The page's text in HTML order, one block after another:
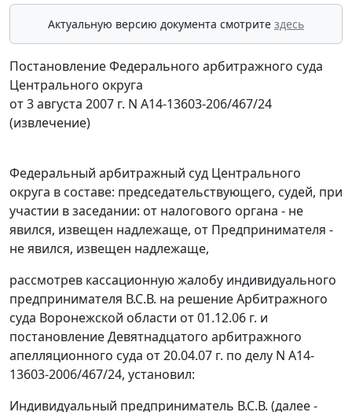
Актуальную версию документа смотрите здесь
Постановление Федерального арбитражного суда
Центрального округа
от 3 августа 2007 г. N А14-13603-206/467/24
(извлечение)
Федеральный арбитражный суд Центрального
округа в составе: председательствующего, судей, при
участии в заседании: от налогового органа - не
явился, извещен надлежаще, от Предпринимателя -
не явился, извещен надлежаще,
рассмотрев кассационную жалобу индивидуального
предпринимателя В.С.В. на решение Арбитражного
суда Воронежской области от 01.12.06 г. и
постановление Девятнадцатого арбитражного
апелляционного суда от 20.04.07 г. по делу N А14-
13603-2006/467/24, установил:
Индивидуальный предприниматель В.С.В. (далее -